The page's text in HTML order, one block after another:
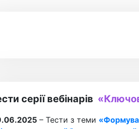
серії вебінарів
– Тести з теми